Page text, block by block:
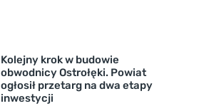
Kolejny krok w budowie
obwodnicy Ostrołęki. Powiat
ogłosił przetarg na dwa etapy
inwestycji